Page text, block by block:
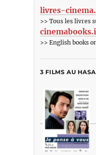
livres-
>> Tous les livres
>> English books
3 FILMS AU